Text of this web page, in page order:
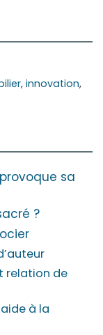
, innovation,
sa
?
relation de
aide à la